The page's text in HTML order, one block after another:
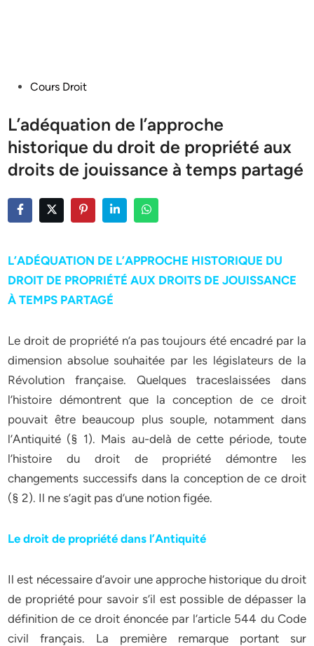
PostedCours Droit
L’adéquation de l’approche
historique du droit de propriété aux
droits de jouissance à temps partagé
L’ADÉQUATION DE L’APPROCHE HISTORIQUE DU
DROIT DE PROPRIÉTÉ AUX DROITS DE JOUISSANCE
À TEMPS PARTAGÉ
Le droit de propriété n’a pas toujours été encadré par la
dimension absolue souhaitée par les législateurs de la
Révolution française. Quelques traceslaissées dans
l’histoire démontrent que la conception de ce droit
pouvait être beaucoup plus souple, notamment dans
l’Antiquité (§ 1). Mais au-delà de cette période, toute
l’histoire du droit de propriété démontre les
changements successifs dans la conception de ce droit
(§ 2). Il ne s’agit pas d’une notion figée.
Le droit de propriété dans l’Antiquité
Il est nécessaire d’avoir une approche historique du droit
de propriété pour savoir s’il est possible de dépasser la
définition de ce droit énoncée par l’article 544 du Code
civil français. La première remarque portant sur